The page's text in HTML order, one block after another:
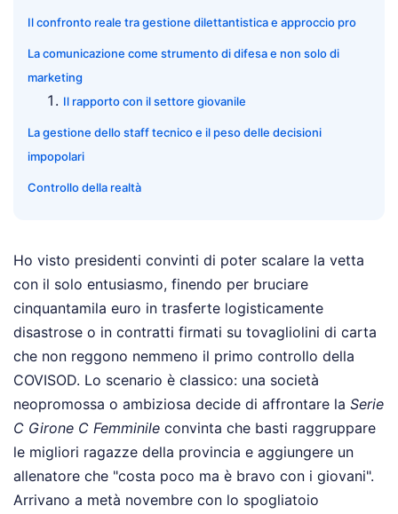
Il confronto reale tra gestione dilettantistica e approccio pro
La comunicazione come strumento di difesa e non solo di
marketing
Il rapporto con il settore giovanile
La gestione dello staff tecnico e il peso delle decisioni
impopolari
Controllo della realtà
Ho visto presidenti convinti di poter scalare la vetta
con il solo entusiasmo, finendo per bruciare
cinquantamila euro in trasferte logisticamente
disastrose o in contratti firmati su tovagliolini di carta
che non reggono nemmeno il primo controllo della
COVISOD. Lo scenario è classico: una società
neopromossa o ambiziosa decide di affrontare la Serie
C Girone C Femminile convinta che basti raggruppare
le migliori ragazze della provincia e aggiungere un
allenatore che "costa poco ma è bravo con i giovani".
Arrivano a metà novembre con lo spogliatoio